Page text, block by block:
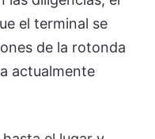
el terminal se
de la rotonda
actualmente